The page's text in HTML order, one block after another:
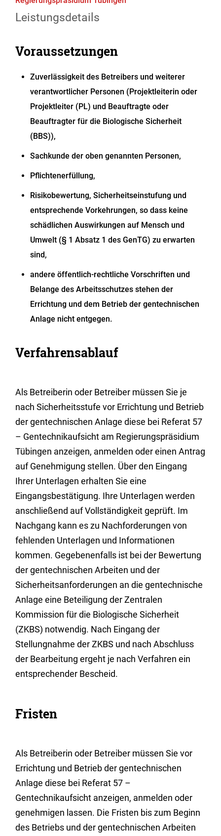
Leistungsdetails
Voraussetzungen
Zuverlässigkeit des Betreibers und weiterer
verantwortlicher Personen (Projektleiterin oder
Projektleiter (PL) und Beauftragte oder
Beauftragter für die Biologische Sicherheit
(BBS)),
Sachkunde der oben genannten Personen,
Pflichtenerfüllung,
Risikobewertung, Sicherheitseinstufung und
entsprechende Vorkehrungen, so dass keine
schädlichen Auswirkungen auf Mensch und
Umwelt (§ 1 Absatz 1 des GenTG) zu erwarten
sind,
andere öffentlich-rechtliche Vorschriften und
Belange des Arbeitsschutzes stehen der
Errichtung und dem Betrieb der gentechnischen
Anlage nicht entgegen.
Verfahrensablauf
Als Betreiberin oder Betreiber müssen Sie je
nach Sicherheitsstufe vor Errichtung und Betrieb
der gentechnischen Anlage diese bei Referat 57
– Gentechnikaufsicht am Regierungspräsidium
Tübingen anzeigen, anmelden oder einen Antrag
auf Genehmigung stellen. Über den Eingang
Ihrer Unterlagen erhalten Sie eine
Eingangsbestätigung. Ihre Unterlagen werden
anschließend auf Vollständigkeit geprüft. Im
Nachgang kann es zu Nachforderungen von
fehlenden Unterlagen und Informationen
kommen. Gegebenenfalls ist bei der Bewertung
der gentechnischen Arbeiten und der
Sicherheitsanforderungen an die gentechnische
Anlage eine Beteiligung der Zentralen
Kommission für die Biologische Sicherheit
(ZKBS) notwendig. Nach Eingang der
Stellungnahme der ZKBS und nach Abschluss
der Bearbeitung ergeht je nach Verfahren ein
entsprechender Bescheid.
Fristen
Als Betreiberin oder Betreiber müssen Sie vor
Errichtung und Betrieb der gentechnischen
Anlage diese bei Referat 57 –
Gentechnikaufsicht anzeigen, anmelden oder
genehmigen lassen. Die Fristen bis zum Beginn
des Betriebs und der gentechnischen Arbeiten